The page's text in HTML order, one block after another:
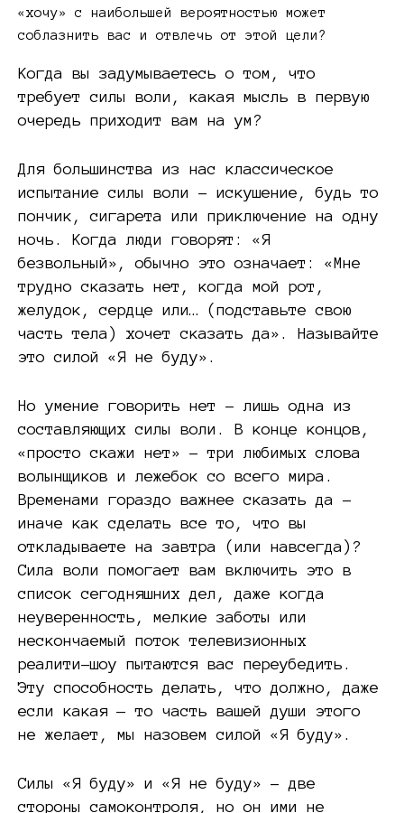
«хочу» с наибольшей вероятностью может
соблазнить вас и отвлечь от этой цели?
Когда вы задумываетесь о том, что
требует силы воли, какая мысль в первую
очередь приходит вам на ум?
Для большинства из нас классическое
испытание силы воли – искушение, будь то
пончик, сигарета или приключение на одну
ночь. Когда люди говорят: «Я
безвольный», обычно это означает: «Мне
трудно сказать нет, когда мой рот,
желудок, сердце или… (подставьте свою
часть тела) хочет сказать да». Называйте
это силой «Я не буду».
Но умение говорить нет – лишь одна из
составляющих силы воли. В конце концов,
«просто скажи нет» – три любимых слова
волынщиков и лежебок со всего мира.
Временами гораздо важнее сказать да –
иначе как сделать все то, что вы
откладываете на завтра (или навсегда)?
Сила воли помогает вам включить это в
список сегодняшних дел, даже когда
неуверенность, мелкие заботы или
нескончаемый поток телевизионных
реалити-шоу пытаются вас переубедить.
Эту способность делать, что должно, даже
если какая — то часть вашей души этого
не желает, мы назовем силой «Я буду».
Силы «Я буду» и «Я не буду» – две
стороны самоконтроля, но он ими не